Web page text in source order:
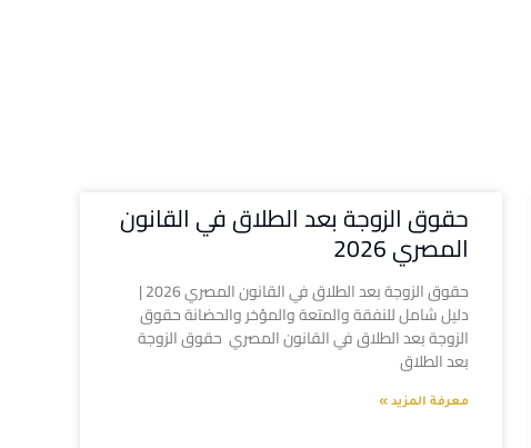
حقوق الزوجة بعد الطلاق في القانون
المصري 2026
حقوق الزوجة بعد الطلاق في القانون المصري 2026 |
دليل شامل للنفقة والمتعة والمؤخر والحضانة حقوق
الزوجة بعد الطلاق في القانون المصري حقوق الزوجة
بعد الطلاق
معرفة المزيد »